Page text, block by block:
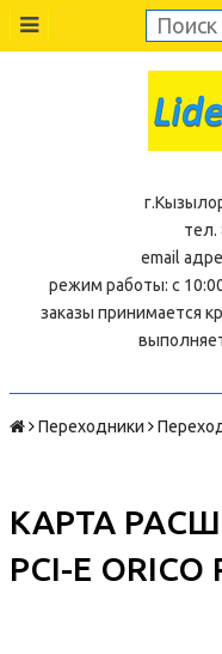
тел.
email
режим работы: с
заказы принимается
Переходники
КАРТА
PCI-E ORICO